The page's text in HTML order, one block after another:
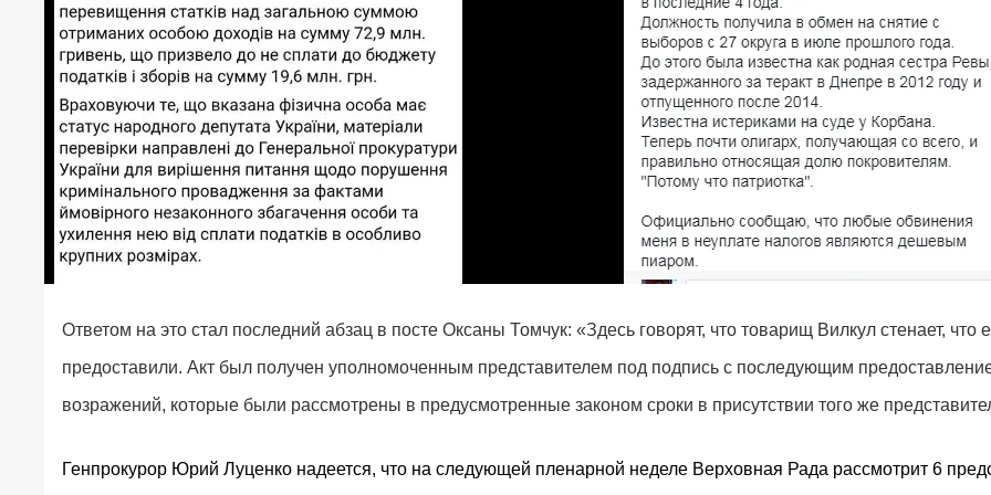
Ответом на это стал последний абзац в посте Оксаны Томчук: «Здесь говорят, что товарищ Вилкул стенает, что
предоставили. Акт был получен уполномоченным представителем под подпись с последующим
возражений, которые были рассмотрены в предусмотренные законом сроки в присутствии того же
Генпрокурор Юрий Луценко надеется, что на следующей пленарной неделе Верховная Рада рассмотрит 6